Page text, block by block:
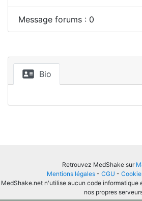
Message forums : 0
Bio
Retrouvez MedShake sur
Mentions légales - CGU -
MedShake.net n'utilise aucun code informatique
nos propres